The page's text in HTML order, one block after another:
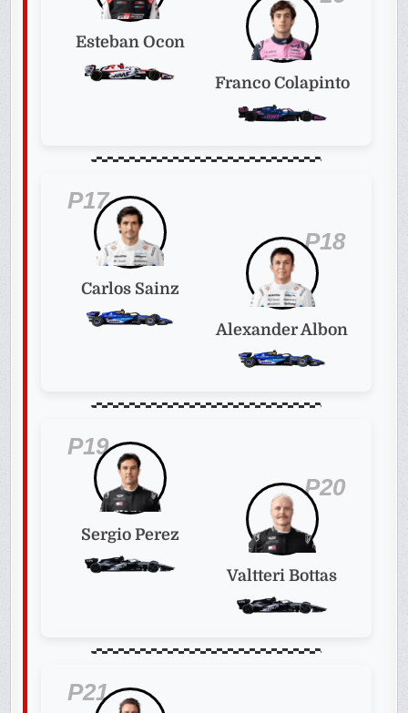
Esteban Ocon
Franco Colapinto
P17
Carlos Sainz
P18
Alexander Albon
P19
Sergio Perez
P20
Valtteri Bottas
P21